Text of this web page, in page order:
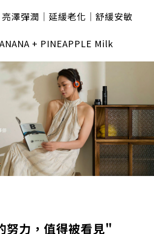
澤彈潤 ｜延緩老化｜舒緩安敏
+ PINEAPPLE Milk
努力，值得被看見"